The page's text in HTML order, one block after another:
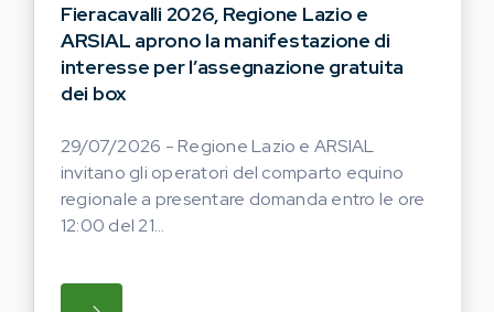
Fieracavalli 2026, Regione Lazio e
ARSIAL aprono la manifestazione di
interesse per l’assegnazione gratuita
dei box
29/07/2026 - Regione Lazio e ARSIAL
invitano gli operatori del comparto equino
regionale a presentare domanda entro le ore
12:00 del 21...